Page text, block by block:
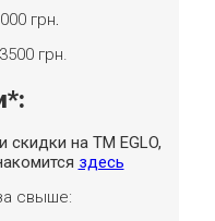
грн.
грн.
на TM EGLO,
здесь
свыше: